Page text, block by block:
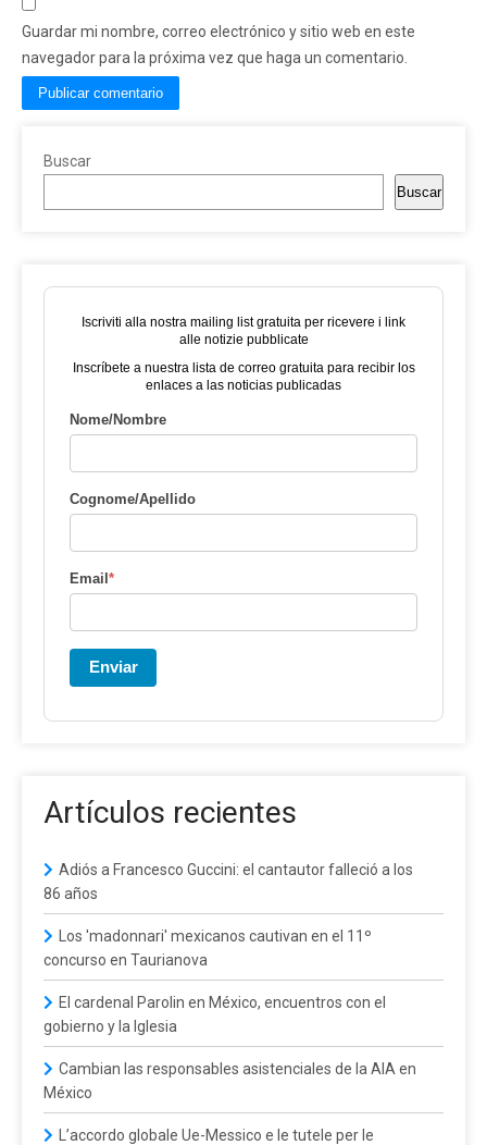
Guardar mi nombre, correo electrónico y sitio web en este
navegador para la próxima vez que haga un comentario.
Buscar
Buscar
Iscriviti alla nostra mailing list gratuita per ricevere i link
alle notizie pubblicate
Inscríbete a nuestra lista de correo gratuita para recibir los
enlaces a las noticias publicadas
Nome/Nombre
Cognome/Apellido
Email*
Enviar
Artículos recientes
Adiós a Francesco Guccini: el cantautor falleció a los
86 años
Los 'madonnari' mexicanos cautivan en el 11º
concurso en Taurianova
El cardenal Parolin en México, encuentros con el
gobierno y la Iglesia
Cambian las responsables asistenciales de la AIA en
México
L’accordo globale Ue-Messico e le tutele per le